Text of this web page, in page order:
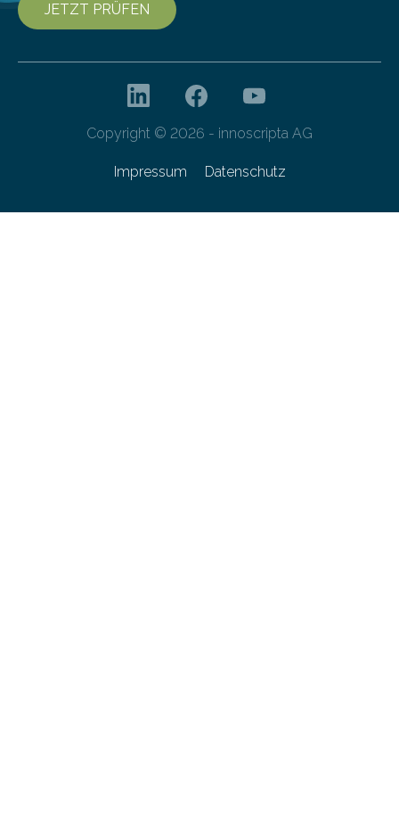
JETZT PRÜFEN
Copyright © 2026 - innoscripta AG
Impressum Datenschutz